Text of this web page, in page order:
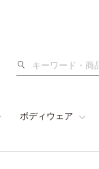
検
ボディウェア